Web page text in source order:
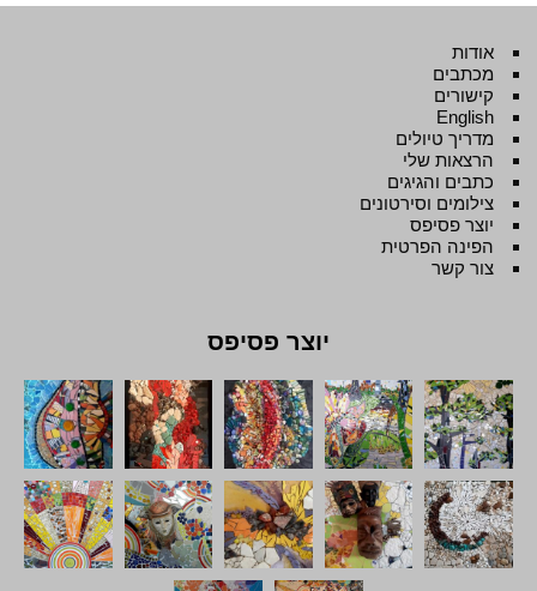
אודות
מכתבים
קישורים
English
מדריך טיולים
הרצאות שלי
כתבים והגיגים
צילומים וסירטונים
יוצר פסיפס
הפינה הפרטית
צור קשר
יוצר פסיפס